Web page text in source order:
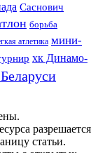
Саснович
борьба
атлетика мини-
хк Динамо-
разрешается
статьи.